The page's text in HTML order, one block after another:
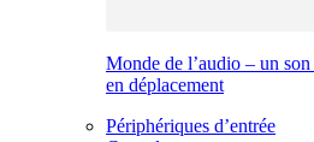
Monde de l’audio – un
en déplacement
Périphériques d’entrée